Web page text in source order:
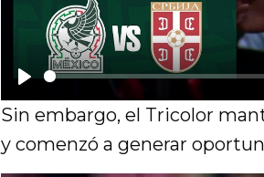
P
Sin embargo, el Tricolor
y comenzó a generar